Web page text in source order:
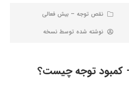
نقص توجه – بیش فعالی
نوشته شده توسط نسخه
کمبود توجه چیست؟